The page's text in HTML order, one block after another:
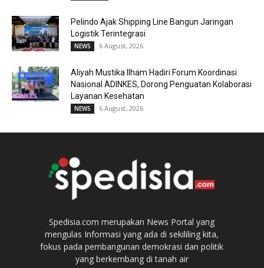
Pelindo Ajak Shipping Line Bangun Jaringan
Logistik Terintegrasi
NEWS 6 August, 2026
Aliyah Mustika Ilham Hadiri Forum Koordinasi
Nasional ADINKES, Dorong Penguatan Kolaborasi
Layanan Kesehatan
NEWS 6 August, 2026
Spedisia.com merupakan News Portal yang
mengulas Informasi yang ada di sekililing kita,
fokus pada pembangunan demokrasi dan politik
yang berkembang di tanah air